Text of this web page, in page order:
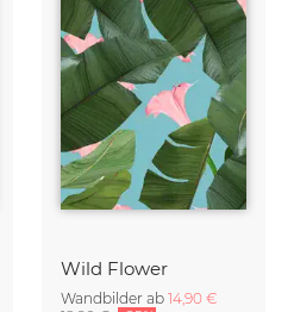
Wild Flower
Wandbilder ab 14,90 €